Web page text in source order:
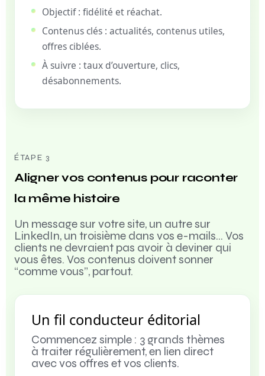
Objectif : fidélité et réachat.
Contenus clés : actualités, contenus utiles,
offres ciblées.
À suivre : taux d’ouverture, clics,
désabonnements.
ÉTAPE 3
Aligner vos contenus pour raconter
la même histoire
Un message sur votre site, un autre sur
LinkedIn, un troisième dans vos e-mails… Vos
clients ne devraient pas avoir à deviner qui
vous êtes. Vos contenus doivent sonner
“comme vous”, partout.
Un fil conducteur éditorial
Commencez simple : 3 grands thèmes
à traiter régulièrement, en lien direct
avec vos offres et vos clients.